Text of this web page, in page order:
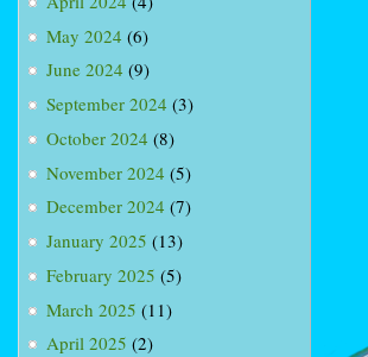
May 2024 (6)
June 2024 (9)
September 2024 (3)
October 2024 (8)
November 2024 (5)
December 2024 (7)
January 2025 (13)
February 2025 (5)
March 2025 (11)
April 2025 (2)